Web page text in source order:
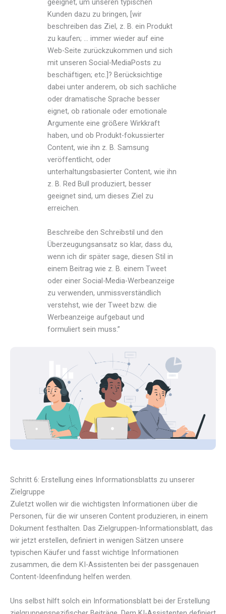
geeignet, um unseren typischen
Kunden dazu zu bringen, [wir
beschreiben das Ziel, z. B. ein Produkt
zu kaufen; … immer wieder auf eine
Web-Seite zurückzukommen und sich
mit unseren Social-MediaPosts zu
beschäftigen; etc.]? Berücksichtige
dabei unter anderem, ob sich sachliche
oder dramatische Sprache besser
eignet, ob rationale oder emotionale
Argumente eine größere Wirkkraft
haben, und ob Produkt-fokussierter
Content, wie ihn z. B. Samsung
veröffentlicht, oder
unterhaltungsbasierter Content, wie ihn
z. B. Red Bull produziert, besser
geeignet sind, um dieses Ziel zu
erreichen.
Beschreibe den Schreibstil und den
Überzeugungsansatz so klar, dass du,
wenn ich dir später sage, diesen Stil in
einem Beitrag wie z. B. einem Tweet
oder einer Social-Media-Werbeanzeige
zu verwenden, unmissverständlich
verstehst, wie der Tweet bzw. die
Werbeanzeige aufgebaut und
formuliert sein muss.”
Schritt 6: Erstellung eines Informationsblatts zu unserer
Zielgruppe
Zuletzt wollen wir die wichtigsten Informationen über die
Personen, für die wir unseren Content produzieren, in einem
Dokument festhalten. Das Zielgruppen-Informationsblatt, das
wir jetzt erstellen, definiert in wenigen Sätzen unsere
typischen Käufer und fasst wichtige Informationen
zusammen, die dem KI-Assistenten bei der passgenauen
Content-Ideenfindung helfen werden.
Uns selbst hilft solch ein Informationsblatt bei der Erstellung